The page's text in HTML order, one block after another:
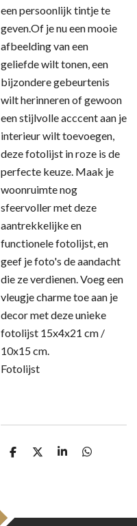
een persoonlijk tintje te
geven.Of je nu een mooie
afbeelding van een
geliefde wilt tonen, een
bijzondere gebeurtenis
wilt herinneren of gewoon
een stijlvolle acccent aan je
interieur wilt toevoegen,
deze fotolijst in roze is de
perfecte keuze. Maak je
woonruimte nog
sfeervoller met deze
aantrekkelijke en
functionele fotolijst, en
geef je foto's de aandacht
die ze verdienen. Voeg een
vleugje charme toe aan je
decor met deze unieke
fotolijst 15x4x21 cm /
10x15 cm.
Fotolijst
D
D
S
D